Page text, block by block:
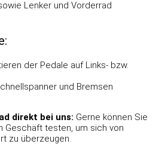
Lenker und Vorderrad
der Pedale auf Links- bzw.
und Bremsen
direkt bei uns: Gerne können Sie
Geschäft testen, um sich von
zu überzeugen.